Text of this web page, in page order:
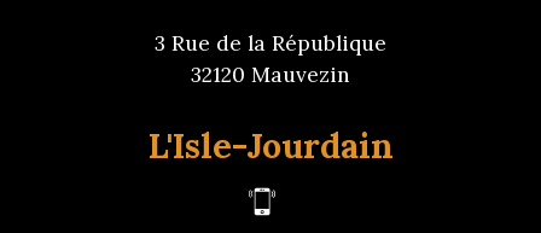
L'Isle-Jourdain
3 Rue de la République
32120 Mauvezin